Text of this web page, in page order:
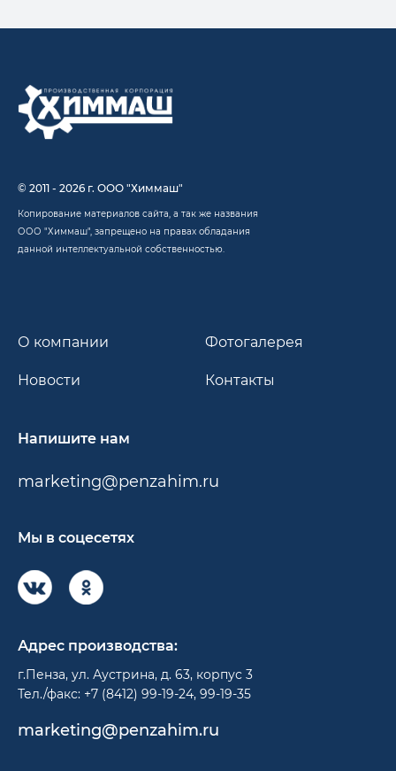
© 2011 - 2026 г. ООО "Химмаш"
Копирование материалов сайта, а так же названия
ООО "Химмаш", запрещено на правах обладания
данной интеллектуальной собственностью.
О компании
Новости
Фотогалерея
Контакты
Напишите нам
marketing@penzahim.ru
Мы в соцесетях
Адрес производства:
г.Пенза, ул. Аустрина, д. 63, корпус 3
Тел./факс: +7 (8412) 99-19-24, 99-19-35
marketing@penzahim.ru